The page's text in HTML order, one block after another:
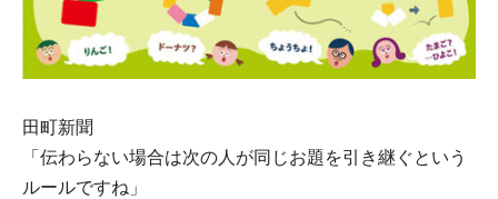
⽥町新聞
「伝わらない場合は次の⼈が同じお題を引き継ぐという
ルールですね」